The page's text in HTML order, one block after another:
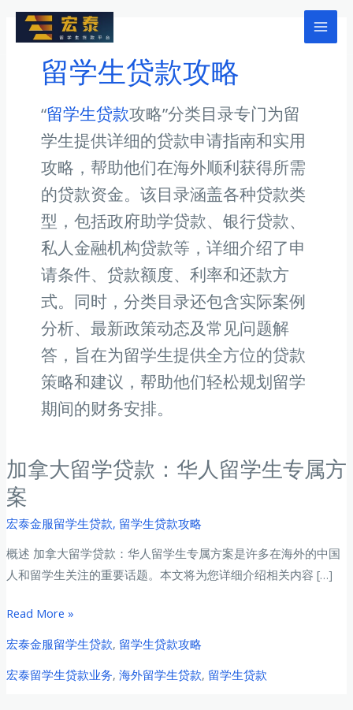
Main
留学生贷款攻略
“留学生贷款攻略”分类目录专门为留
学生提供详细的贷款申请指南和实用
攻略，帮助他们在海外顺利获得所需
的贷款资金。该目录涵盖各种贷款类
型，包括政府助学贷款、银行贷款、
私人金融机构贷款等，详细介绍了申
请条件、贷款额度、利率和还款方
式。同时，分类目录还包含实际案例
分析、最新政策动态及常见问题解
答，旨在为留学生提供全方位的贷款
策略和建议，帮助他们轻松规划留学
期间的财务安排。
加拿大留学贷款：华人留学生专属方
案
宏泰金服留学生贷款, 留学生贷款攻略
概述 加拿大留学贷款：华人留学生专属方案是许多在海外的中国
人和留学生关注的重要话题。本文将为您详细介绍相关内容 […]
加
大
留
Read More »
宏泰金服留学生贷款, 留学生贷款攻略
宏泰留学生贷款业务, 海外留学生贷款, 留学生贷款